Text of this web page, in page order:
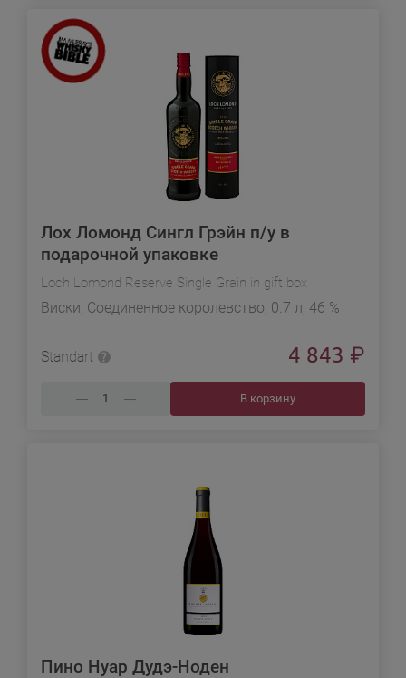
Лох Ломонд Сингл Грэйн п/у в
подарочной упаковке
Loch Lomond Reserve Single Grain in gift box
Виски, Соединенное королевство, 0.7 л, 46 %
Standart 4 843 ₽
В корзину
Пино Нуар Дудэ-Ноден